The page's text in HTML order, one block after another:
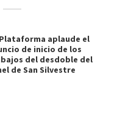
aplaude el
de inicio de los
del desdoble del
de San Silvestre